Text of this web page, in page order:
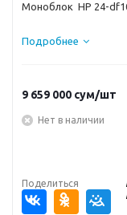
Моноблок HP 24-
Подробнее
9 659 000 сум/шт
Нет в наличии
Поделиться